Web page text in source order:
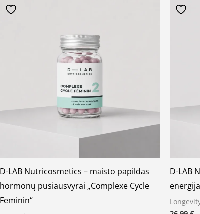
D-LAB Nutricosmetics – maisto papildas
hormonų pusiausvyrai „Complexe Cycle
Feminin“
D-LAB